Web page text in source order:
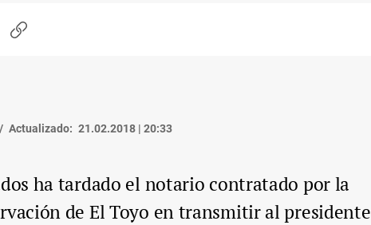
Copiar
Actualizado: 21.02.2018 | 20:33
ha tardado el notario contratado por la
de El Toyo en transmitir al presidente